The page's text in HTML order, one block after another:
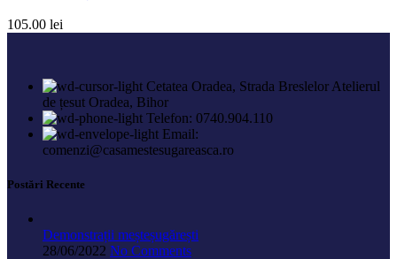
105.00 lei
Cetatea Oradea, Strada Breslelor Atelierul
de țesut Oradea, Bihor
Telefon: 0740.904.110
Email:
comenzi@casamestesugareasca.ro
Postări Recente
Demonstrații meșteșugărești
28/06/2022 No Comments